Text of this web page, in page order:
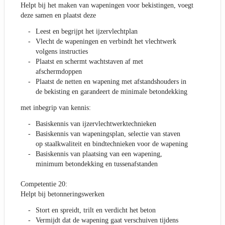
Helpt bij het maken van wapeningen voor bekistingen, voegt
deze samen en plaatst deze
Leest en begrijpt het ijzervlechtplan
Vlecht de wapeningen en verbindt het vlechtwerk
volgens instructies
Plaatst en schermt wachtstaven af met
afschermdoppen
Plaatst de netten en wapening met afstandshouders in
de bekisting en garandeert de minimale betondekking
met inbegrip van kennis:
Basiskennis van ijzervlechtwerktechnieken
Basiskennis van wapeningsplan, selectie van staven
op staalkwaliteit en bindtechnieken voor de wapening
Basiskennis van plaatsing van een wapening,
minimum betondekking en tussenafstanden
Competentie 20:
Helpt bij betonneringswerken
Stort en spreidt, trilt en verdicht het beton
Vermijdt dat de wapening gaat verschuiven tijdens